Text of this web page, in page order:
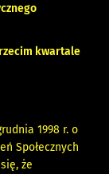
kwartale
1998 r. o
Społecznych
że